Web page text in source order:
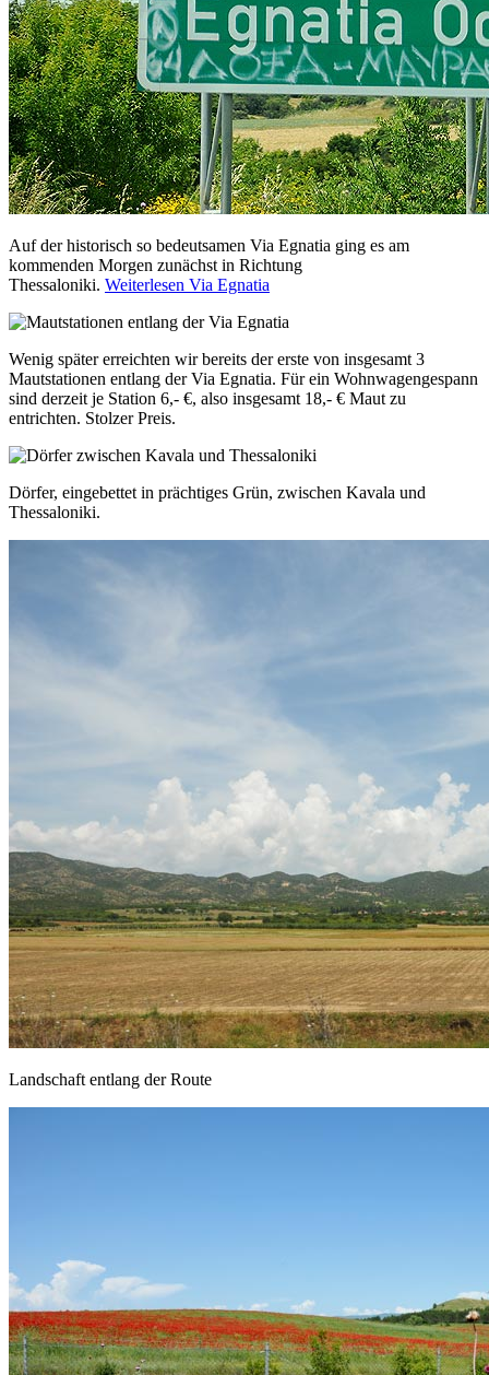
Auf der historisch so bedeutsamen Via Egnatia ging es am
kommenden Morgen zunächst in Richtung
Thessaloniki. Weiterlesen Via Egnatia
Wenig später erreichten wir bereits der erste von insgesamt 3
Mautstationen entlang der Via Egnatia. Für ein Wohnwagengespann
sind derzeit je Station 6,- €, also insgesamt 18,- € Maut zu
entrichten. Stolzer Preis.
Dörfer, eingebettet in prächtiges Grün, zwischen Kavala und
Thessaloniki.
Landschaft entlang der Route